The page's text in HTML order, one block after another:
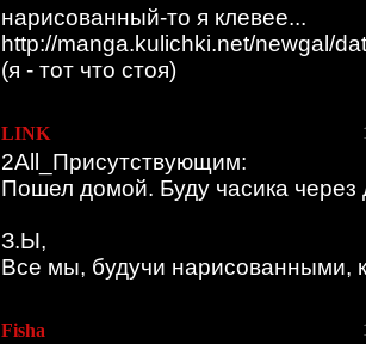
нарисованный-то я клевее...
http://manga.kulichki.net/newgal/
(я - тот что стоя)
LINK
2All_Присутствующим:
Пошел домой. Буду часика через
З.Ы,
Все мы, будучи нарисованными,
Fisha